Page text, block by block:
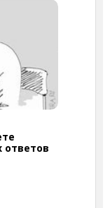
ответов